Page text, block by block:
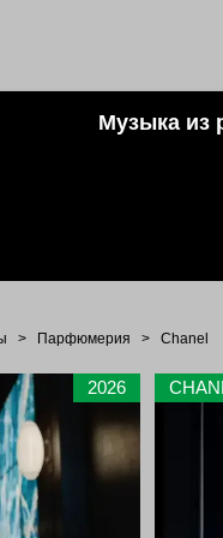
Музыка из
> Парфюмерия > Chanel
2026